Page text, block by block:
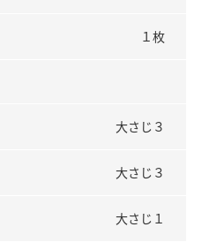
１枚
大さじ３
大さじ３
大さじ１